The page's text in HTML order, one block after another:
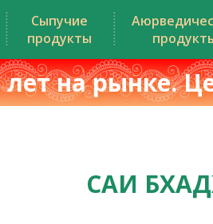
Сыпучие
продукты
лет на рынке.
САИ